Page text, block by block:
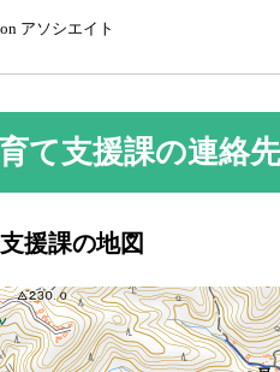
アソシエイト
て支援課の連絡先
援課の地図